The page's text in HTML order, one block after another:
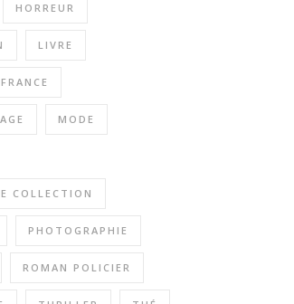
HORREUR
LIVRE
MODE
COLLECTION
PHOTOGRAPHIE
ROMAN POLICIER